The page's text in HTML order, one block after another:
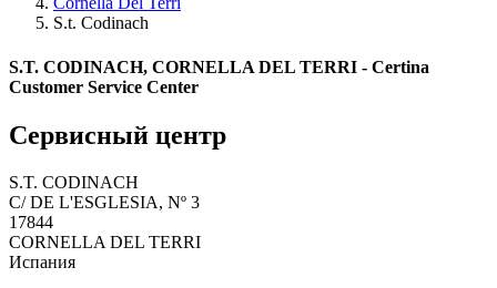
S.t. Codinach
S.T. CODINACH, CORNELLA DEL TERRI - Certina
Customer Service Center
Сервисный центр
S.T. CODINACH
C/ DE L'ESGLESIA, Nº 3
17844
CORNELLA DEL TERRI
Испания